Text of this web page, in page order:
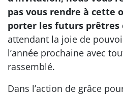
pas vous rendre à cette
porter les futurs prêtres
attendant la joie de
l’année prochaine avec
rassemblé.
Dans l’action de grâce